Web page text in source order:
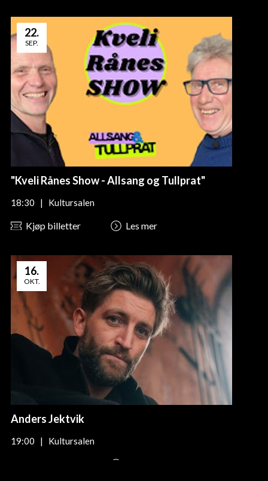
22.
SEP.
"Kveli Rånes Show - Allsang og Tullprat"
18:30 | Kultursalen
Kjøp billetter Les mer
16.
OKT.
Anders Jektvik
19:00 | Kultursalen